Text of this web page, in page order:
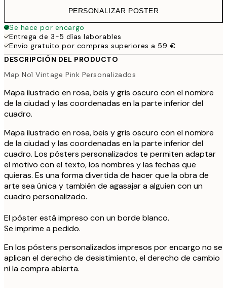
PERSONALIZAR POSTER
Se hace por encargo
Entrega de 3-5 días laborables
Envío gratuito por compras superiores a 59 €
DESCRIPCIÓN DEL PRODUCTO
Map No1 Vintage Pink Personalizados
Mapa ilustrado en rosa, beis y gris oscuro con el nombre
de la ciudad y las coordenadas en la parte inferior del
cuadro.
Mapa ilustrado en rosa, beis y gris oscuro con el nombre
de la ciudad y las coordenadas en la parte inferior del
cuadro. Los pósters personalizados te permiten adaptar
el motivo con el texto, los nombres y las fechas que
quieras. Es una forma divertida de hacer que la obra de
arte sea única y también de agasajar a alguien con un
cuadro personalizado.
El póster está impreso con un borde blanco.
Se imprime a pedido.
En los pósters personalizados impresos por encargo no se
aplican el derecho de desistimiento, el derecho de cambio
ni la compra abierta.